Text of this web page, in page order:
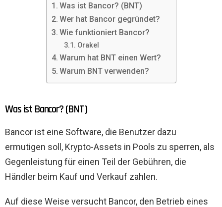
Was ist Bancor? (BNT)
Wer hat Bancor gegründet?
Wie funktioniert Bancor?
Orakel
Warum hat BNT einen Wert?
Warum BNT verwenden?
Was ist Bancor? (BNT)
Bancor ist eine Software, die Benutzer dazu
ermutigen soll, Krypto-Assets in Pools zu sperren, als
Gegenleistung für einen Teil der Gebühren, die
Händler beim Kauf und Verkauf zahlen.
Auf diese Weise versucht Bancor, den Betrieb eines